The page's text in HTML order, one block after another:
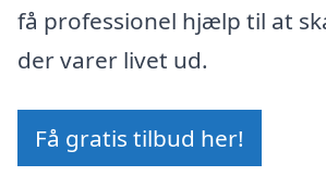
få professionel hjælp til at
der varer livet ud.
Få gratis tilbud her!